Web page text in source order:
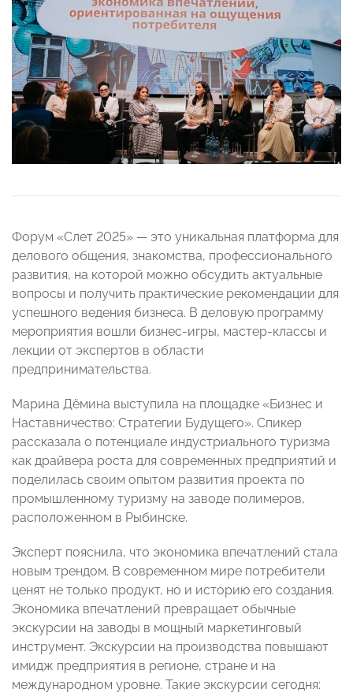
Форум «Слет 2025» — это уникальная платформа для
делового общения, знакомства, профессионального
развития, на которой можно обсудить актуальные
вопросы и получить практические рекомендации для
успешного ведения бизнеса. В деловую программу
мероприятия вошли бизнес-игры, мастер-классы и
лекции от экспертов в области
предпринимательства.
Марина Дёмина выступила на площадке «Бизнес и
Наставничество: Стратегии Будущего». Спикер
рассказала о потенциале индустриального туризма
как драйвера роста для современных предприятий и
поделилась своим опытом развития проекта по
промышленному туризму на заводе полимеров,
расположенном в Рыбинске.
Эксперт пояснила, что экономика впечатлений стала
новым трендом. В современном мире потребители
ценят не только продукт, но и историю его создания.
Экономика впечатлений превращает обычные
экскурсии на заводы в мощный маркетинговый
инструмент. Экскурсии на производства повышают
имидж предприятия в регионе, стране и на
международном уровне. Такие экскурсии сегодня: